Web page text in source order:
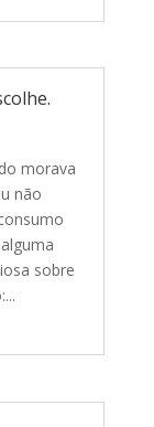
morava
não
sobre